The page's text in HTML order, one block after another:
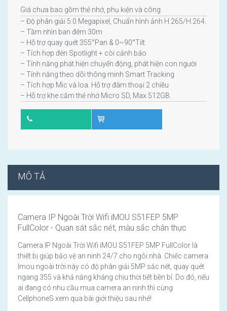
Giá chưa bao gồm thẻ nhớ, phụ kiện và công
– Độ phân giải 5.0 Megapixel, Chuẩn hình ảnh H.265/H.264.
– Tầm nhìn ban đêm 30m
– Hỗ trợ quay quét 355°Pan & 0~90°Tilt
– Tích hợp đèn Spotlight + còi cảnh báo
– Tính năng phát hiện chuyển động, phát hiện con người
– Tính năng theo dõi thông minh Smart Tracking
– Tích hợp Mic và loa. Hỗ trợ đàm thoại 2 chiều
– Hỗ trợ khe cắm thẻ nhớ Micro SD, Max 512GB.
MÔ TẢ
Camera IP Ngoài Trời Wifi iMOU S51FEP 5MP
FullColor - Quan sát sắc nét, màu sắc chân thực
Camera IP Ngoài Trời Wifi iMOU S51FEP 5MP FullColor là
thiết bị giúp bảo vệ an ninh 24/7 cho ngôi nhà. Chiếc camera
Imou ngoài trời này có độ phân giải 5MP sắc nét, quay quét
ngang 355 và khả năng kháng chịu thời tiết bền bỉ. Do đó, nếu
ai đang có nhu cầu mua camera an ninh thì cùng
CellphoneS xem qua bài giới thiệu sau nhé!